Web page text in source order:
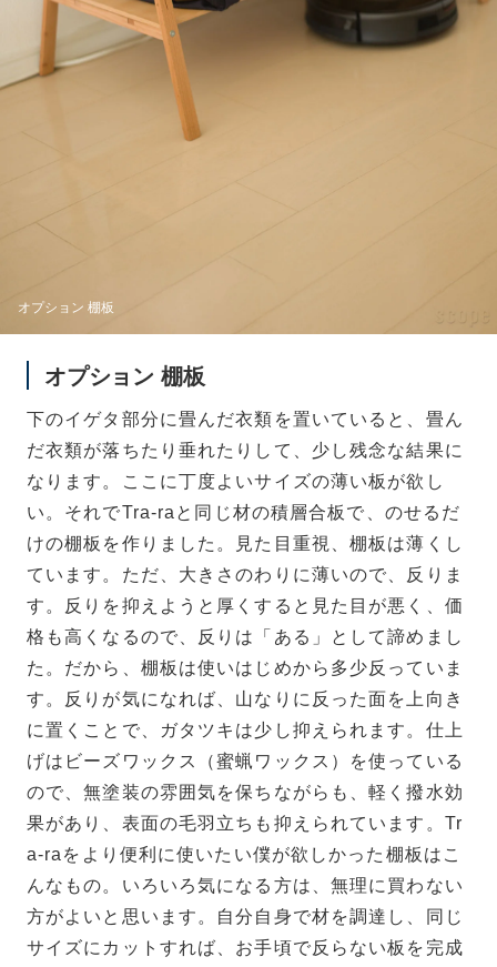
オプション 棚板
オプション 棚板
下のイゲタ部分に畳んだ衣類を置いていると、畳ん
だ衣類が落ちたり垂れたりして、少し残念な結果に
なります。ここに丁度よいサイズの薄い板が欲し
い。それでTra-raと同じ材の積層合板で、のせるだ
けの棚板を作りました。見た目重視、棚板は薄くし
ています。ただ、大きさのわりに薄いので、反りま
す。反りを抑えようと厚くすると見た目が悪く、価
格も高くなるので、反りは「ある」として諦めまし
た。だから、棚板は使いはじめから多少反っていま
す。反りが気になれば、山なりに反った面を上向き
に置くことで、ガタツキは少し抑えられます。仕上
げはビーズワックス（蜜蝋ワックス）を使っている
ので、無塗装の雰囲気を保ちながらも、軽く撥水効
果があり、表面の毛羽立ちも抑えられています。Tr
a-raをより便利に使いたい僕が欲しかった棚板はこ
んなもの。いろいろ気になる方は、無理に買わない
方がよいと思います。自分自身で材を調達し、同じ
サイズにカットすれば、お手頃で反らない板を完成